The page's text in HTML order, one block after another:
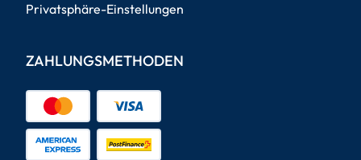
Privatsphäre-Einstellungen
ZAHLUNGSMETHODEN